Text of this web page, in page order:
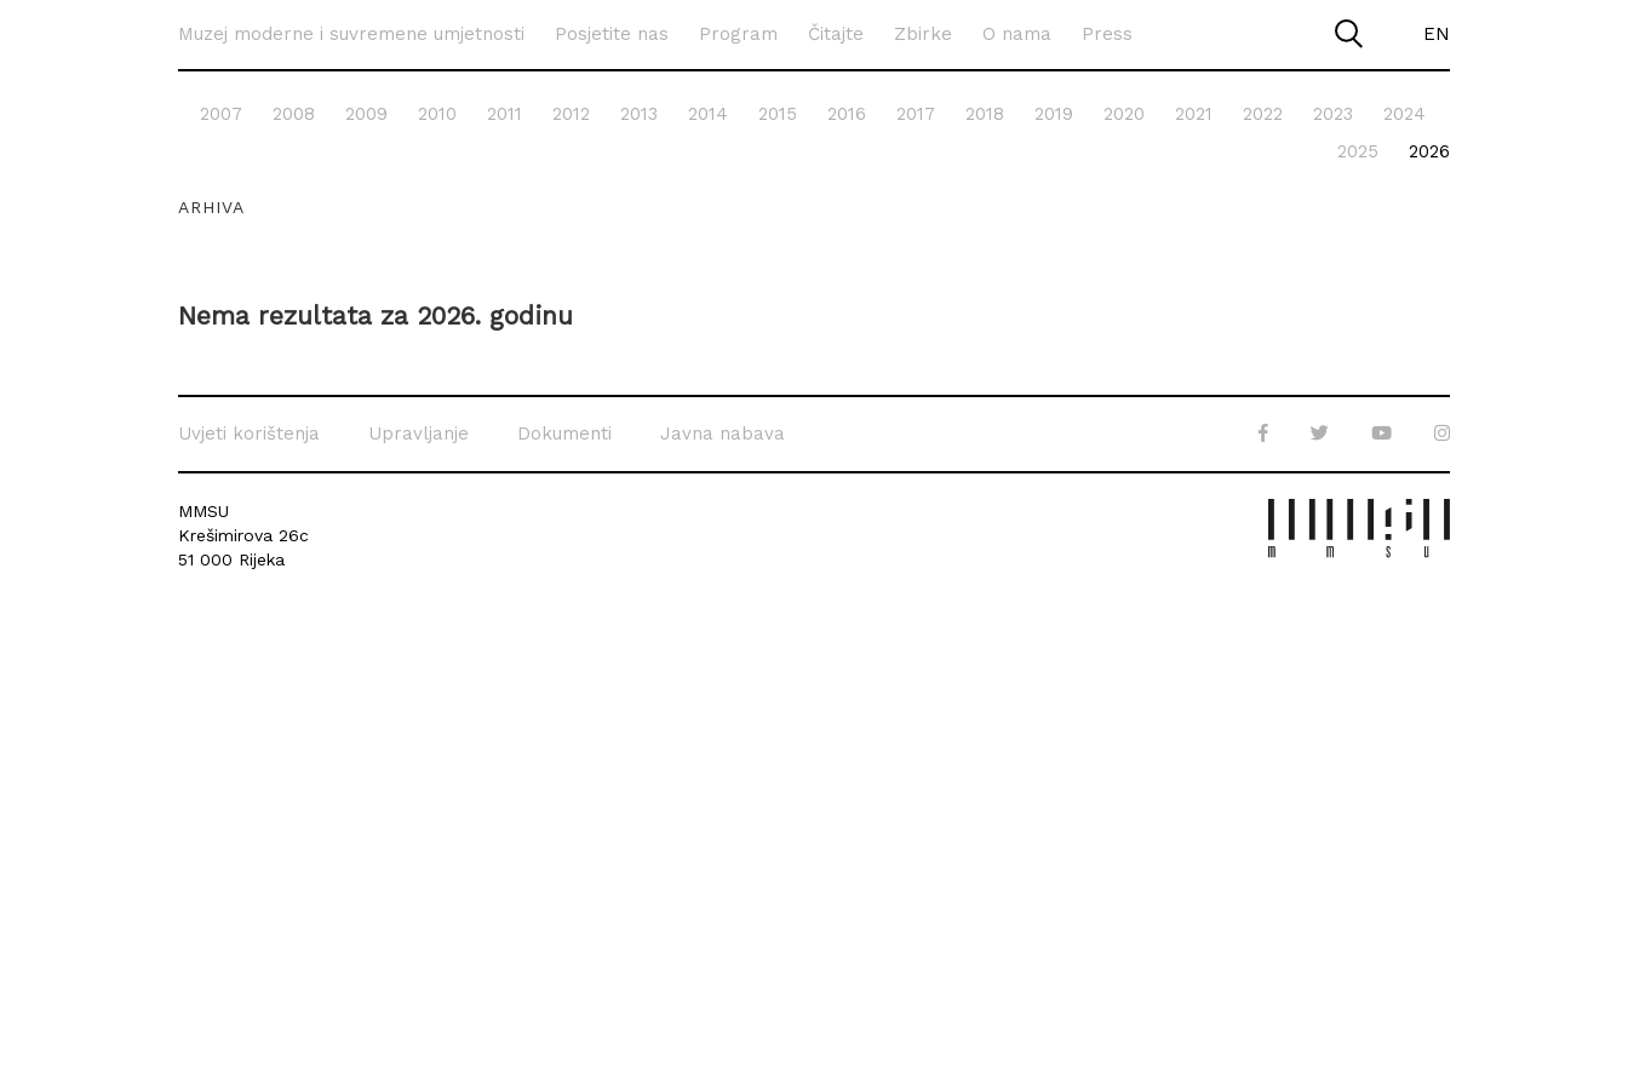
Muzej moderne i suvremene umjetnosti Posjetite nas Program Čitajte Zbirke O nama Press EN
2007 2008 2009 2010 2011 2012 2013 2014 2015 2016 2017 2018 2019 2020 2021 2022 2023
2024
2025
2026
ARHIVA
Nema rezultata za 2026. godinu
Uvjeti korištenja Upravljanje Dokumenti Javna nabava
MMSU
Krešimirova 26c
51 000 Rijeka